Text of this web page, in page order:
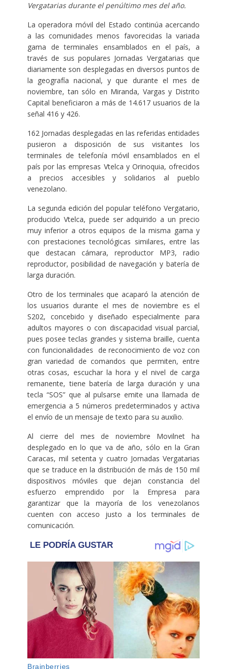
Vergatarias durante el penúltimo mes del año.
La operadora móvil del Estado continúa acercando
a las comunidades menos favorecidas la variada
gama de terminales ensamblados en el país, a
través de sus populares Jornadas Vergatarias que
diariamente son desplegadas en diversos puntos de
la geografía nacional, y que durante el mes de
noviembre, tan sólo en Miranda, Vargas y Distrito
Capital beneficiaron a más de 14.617 usuarios de la
señal 416 y 426.
162 Jornadas desplegadas en las referidas entidades
pusieron a disposición de sus visitantes los
terminales de telefonía móvil ensamblados en el
país por las empresas Vtelca y Orinoquia, ofrecidos
a precios accesibles y solidarios al pueblo
venezolano.
La segunda edición del popular teléfono Vergatario,
producido Vtelca, puede ser adquirido a un precio
muy inferior a otros equipos de la misma gama y
con prestaciones tecnológicas similares, entre las
que destacan cámara, reproductor MP3, radio
reproductor, posibilidad de navegación y batería de
larga duración.
Otro de los terminales que acaparó la atención de
los usuarios durante el mes de noviembre es el
S202, concebido y diseñado especialmente para
adultos mayores o con discapacidad visual parcial,
pues posee teclas grandes y sistema braille, cuenta
con funcionalidades de reconocimiento de voz con
gran variedad de comandos que permiten, entre
otras cosas, escuchar la hora y el nivel de carga
remanente, tiene batería de larga duración y una
tecla “SOS” que al pulsarse emite una llamada de
emergencia a 5 números predeterminados y activa
el envío de un mensaje de texto para su auxilio.
Al cierre del mes de noviembre Movilnet ha
desplegado en lo que va de año, sólo en la Gran
Caracas, mil setenta y cuatro Jornadas Vergatarias
que se traduce en la distribución de más de 150 mil
dispositivos móviles que dejan constancia del
esfuerzo emprendido por la Empresa para
garantizar que la mayoría de los venezolanos
cuenten con acceso justo a los terminales de
comunicación.